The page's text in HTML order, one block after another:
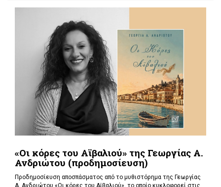
«Οι κόρες του Αϊβαλιού» της Γεωργίας Α.
Ανδριώτου (προδημοσίευση)
Προδημοσίευση αποσπάσματος από το μυθιστόρημα της Γεωργίας
Α. Ανδριώτου «Οι κόρες του Αϊβαλιού», το οποίο κυκλοφορεί στις